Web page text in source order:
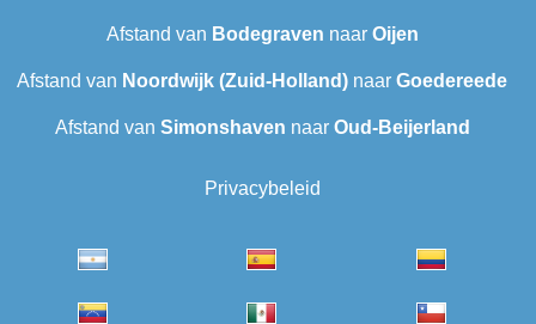
Afstand van Bodegraven naar Oijen
Afstand van Noordwijk (Zuid-Holland) naar Goedereede
Afstand van Simonshaven naar Oud-Beijerland
Privacybeleid